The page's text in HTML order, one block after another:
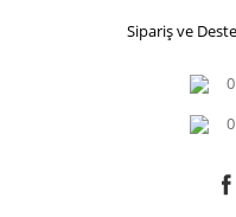
Sipariş ve